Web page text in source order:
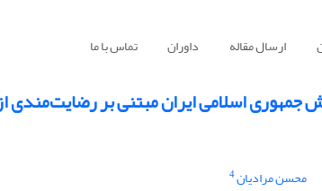
ارسال مقاله داوران تماس با ما
جمهوری اسلامی ایران مبتنی بر رضایت‌مندی
محسن مرادیان4